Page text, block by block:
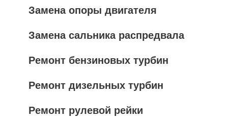
Замена опоры двигателя
Замена сальника распредвала
Ремонт бензиновых турбин
Ремонт дизельных турбин
Ремонт рулевой рейки